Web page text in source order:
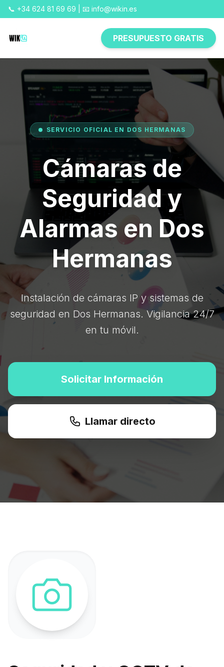
📞 +34 624 81 69 69 | 📧 info@wikin.es
PRESUPUESTO GRATIS
SERVICIO OFICIAL EN DOS HERMANAS
Cámaras de
Seguridad y
Alarmas en Dos
Hermanas
Instalación de cámaras IP y sistemas de
seguridad en Dos Hermanas. Vigilancia 24/7
en tu móvil.
Solicitar Información
Llamar directo